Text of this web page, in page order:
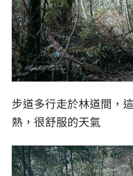
步道多行走於林道間，
熱，很舒服的天氣